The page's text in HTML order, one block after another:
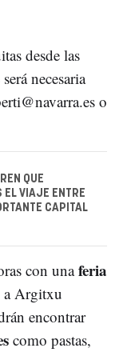
desde las
necesaria
o
QUE
EL VIAJE ENTRE
CAPITAL
con unaferia
a Argitxu
encontrar
como pastas,